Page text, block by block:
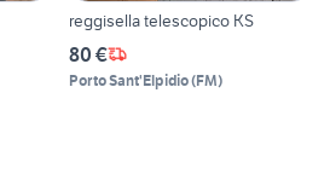
reggisella telescopico KS
80 €
Porto Sant'Elpidio(FM)